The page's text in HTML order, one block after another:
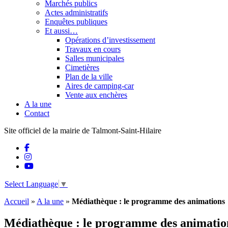
Marchés publics
Actes administratifs
Enquêtes publiques
Et aussi…
Opérations d’investissement
Travaux en cours
Salles municipales
Cimetières
Plan de la ville
Aires de camping-car
Vente aux enchères
A la une
Contact
Site officiel de la mairie de Talmont-Saint-Hilaire
Select Language ▼
Accueil » A la une » Médiathèque : le programme des animations
Médiathèque : le programme des